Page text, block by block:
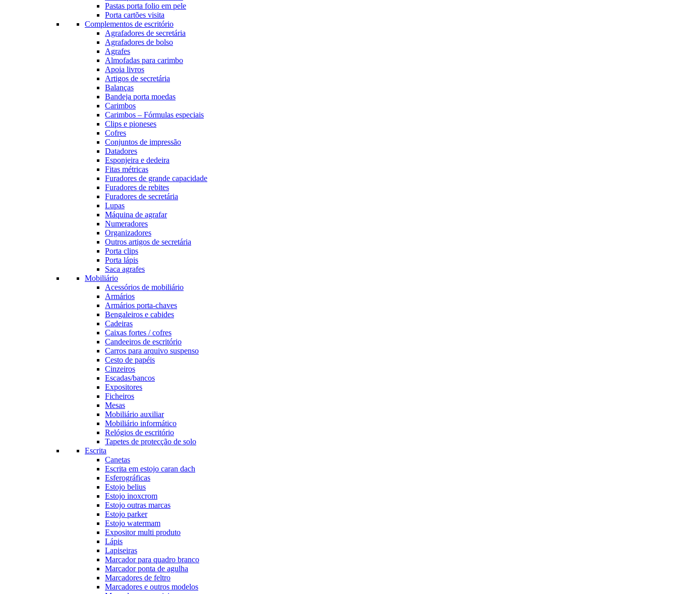
Pastas porta folio em pele
Porta cartões visita
Complementos de escritório
Agrafadores de secretária
Agrafadores de bolso
Agrafes
Almofadas para carimbo
Apoia livros
Artigos de secretária
Balanças
Bandeja porta moedas
Carimbos
Carimbos – Fórmulas especiais
Clips e pioneses
Cofres
Conjuntos de impressão
Datadores
Esponjeira e dedeira
Fitas métricas
Furadores de grande capacidade
Furadores de rebites
Furadores de secretária
Lupas
Máquina de agrafar
Numeradores
Organizadores
Outros artigos de secretária
Porta clips
Porta lápis
Saca agrafes
Mobiliário
Acessórios de mobiliário
Armários
Armários porta-chaves
Bengaleiros e cabides
Cadeiras
Caixas fortes / cofres
Candeeiros de escritório
Carros para arquivo suspenso
Cesto de papéis
Cinzeiros
Escadas/bancos
Expositores
Ficheiros
Mesas
Mobiliário auxiliar
Mobiliário informático
Relógios de escritório
Tapetes de protecção de solo
Escrita
Canetas
Escrita em estojo caran dach
Esferográficas
Estojo belius
Estojo inoxcrom
Estojo outras marcas
Estojo parker
Estojo watermam
Expositor multi produto
Lápis
Lapiseiras
Marcador para quadro branco
Marcador ponta de agulha
Marcadores de feltro
Marcadores e outros modelos